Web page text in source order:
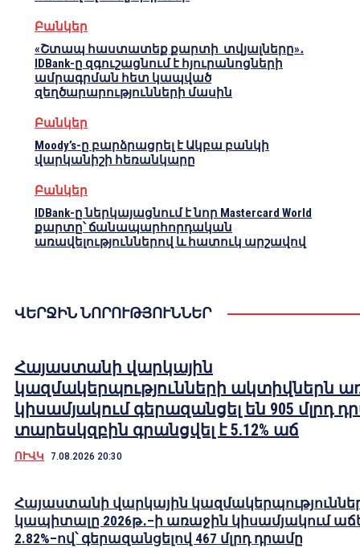
Բանկեր
«Շտապ հաստատեք քարտի տվյալները»․
IDBank-ը զգուշացնում է հյուրանոցների
ամրագրման հետ կապված
զեղծարարությունների մասին
Բանկեր
Moody’s-ը բարձրացրել է Ակբա բանկի
վարկանիշի հեռանկարը
Բանկեր
IDBank-ը ներկայացնում է նոր Mastercard World
քարտը՝ ճանապարհորդական
առավելություններով և հատուկ արշավով
ՎԵՐՋԻՆ ՆՈՐՈՒԹՅՈՒՆՆԵՐ
Հայաստանի վարկային
կազմակերպությունների ակտիվներն
կիսամյակում գերազանցել են 905 մլրդ
տարեսկզբին գրանցվել է 5.12% աճ
ՈՒՎԿ 7.08.2026 20:30
Հայաստանի վարկային
կապիտալը 2026թ․–ի առաջին կիսամյակում
2.82%–ով՝ գերազանցելով 467 մլրդ դրամը